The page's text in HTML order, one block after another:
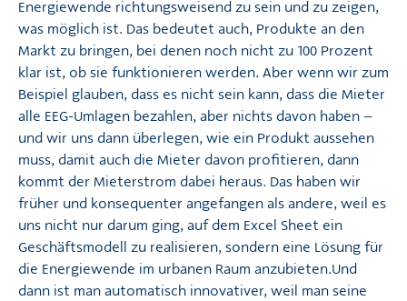
Energiewende richtungsweisend zu sein und zu zeigen,
was möglich ist. Das bedeutet auch, Produkte an den
Markt zu bringen, bei denen noch nicht zu 100 Prozent
klar ist, ob sie funktionieren werden. Aber wenn wir zum
Beispiel glauben, dass es nicht sein kann, dass die Mieter
alle EEG-Umlagen bezahlen, aber nichts davon haben –
und wir uns dann überlegen, wie ein Produkt aussehen
muss, damit auch die Mieter davon profitieren, dann
kommt der Mieterstrom dabei heraus. Das haben wir
früher und konsequenter angefangen als andere, weil es
uns nicht nur darum ging, auf dem Excel Sheet ein
Geschäftsmodell zu realisieren, sondern eine Lösung für
die Energiewende im urbanen Raum anzubieten.Und
dann ist man automatisch innovativer, weil man seine